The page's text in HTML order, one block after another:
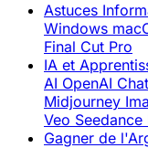
Astuces
Windows
Final Cut Pro
IA et
AI OpenAI
Midjourney
Veo Seedance
Gagner de